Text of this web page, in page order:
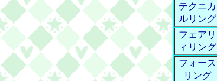
テクニカ
ルリング
フェアリ
ィリング
フォース
リング